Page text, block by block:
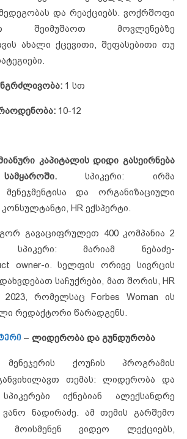
და რეაქციებს. ვოქრშოფი
შეიმუშაოთ მოვლენებზე
ახალი ქცევითი, შეფასებითი თუ
: 1 სთ
: 10-12
კაპიტალის დიდი გასეირნება
სპიკერი: ირმა
მენეჯმენტისა და ორგანიზაციული
HR ექსპერტი.
გავაციფრულეთ 400 კომპანია 2
სპიკერი: მარიამ ნებაძე-
owner-ი. სელფის ორივე სივრცის
საჩუქრები, მათ შორის, HR
2023, რომელსაცForbes Woman ის
რედაქტორი წარადგენს.
– ლიდერობა და გუნდურობა
ქოუჩის პროგრამის
თემას: ლიდერობა და
იქნებიან ალექსანდრე
ნადირაძე. ამ თემის გარშემო
მოისმენენ ვიდეო ლექციებს,